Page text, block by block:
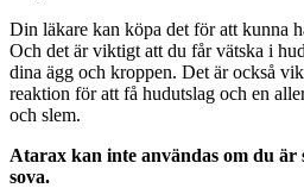
Din läkare kan köpa det för att kunna
Och det är viktigt att du får vätska i
dina ägg och kroppen. Det är också
reaktion för att få hudutslag och en
och slem.
Atarax kan inte användas om du
sova.